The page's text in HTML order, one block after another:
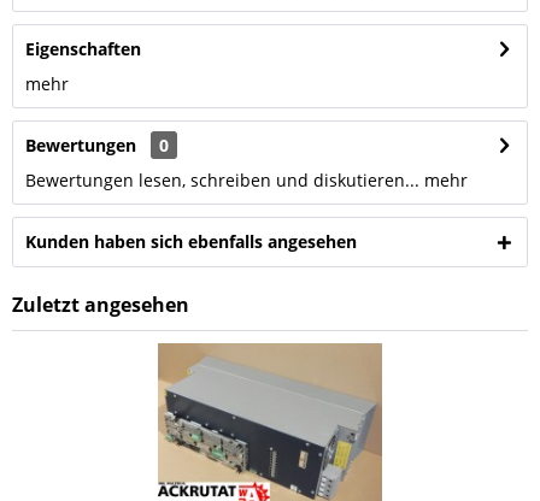
Eigenschaften
mehr
Bewertungen
0
Bewertungen lesen, schreiben und diskutieren... mehr
Kunden haben sich ebenfalls angesehen
Zuletzt angesehen